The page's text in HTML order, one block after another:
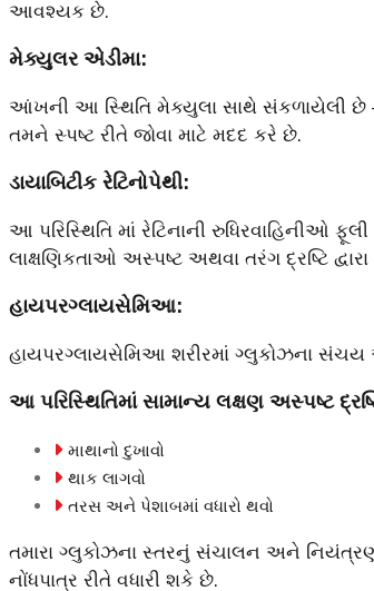
આવશ્યક છે.
મેક્યુલર એડીમા:
આંખની આ સ્થિતિ મેક્યુલા સાથે સંકળાયેલી છે
તમને સ્પષ્ટ રીતે જોવા માટે મદદ કરે છે.
ડાયાબિટીક રેટિનોપેથી:
આ પરિસ્થિતિ માં રેટિનાની રુધિરવાહિનીઓ
લાક્ષણિકતાઓ અસ્પષ્ટ અથવા તરંગ દ્રષ્ટિ
હાયપરગ્લાયસેમિઆ:
હાયપરગ્લાયસેમિઆ શરીરમાં ગ્લુકોઝના સંચય
આ પરિસ્થિતિમાં સામાન્ય લક્ષણ અસ્પષ્ટ
માથાનો દુખાવો
થાક લાગવો
તરસ અને પેશાબમાં વધારો થવો
તમારા ગ્લુકોઝના સ્તરનું સંચાલન અને
નોંધપાત્ર રીતે વધારી શકે છે.